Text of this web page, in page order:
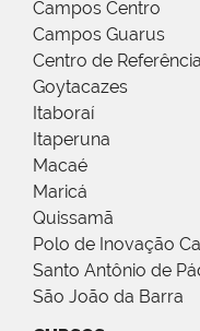
Campos Centro
Campos Guarus
Centro de
Goytacazes
Itaboraí
Itaperuna
Macaé
Maricá
Quissamã
Polo de Inovação
Santo Antônio de
São João da Barra